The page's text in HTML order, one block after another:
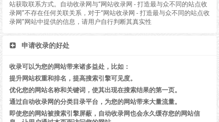
站获取联系方式。自动收录网与“网站收录网 - 打造最与众不同的站点收
录网”不存在任何关联关系，对于“网站收录网 - 打造最与众不同的站点收
录网”网站中提供的信息，请用户自行判断其真实性
申请收录的好处
收录可以为您的网站带来诸多益处，比如：
提升网站权重和排名，提高搜索引擎可见度。
优化您的网站名称和关键词，使其出现在搜索结果的第一页。
通过自动收录网的分类目录平台，为您的网站带来大量流量。
即使您的网站被搜索引擎屏蔽，自动收录网也会永久缓存您的网站信